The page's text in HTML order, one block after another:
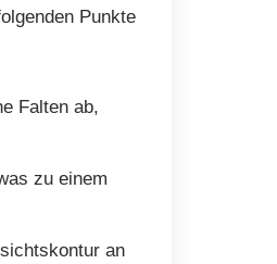
Punkte
Falten ab,
zu einem
an